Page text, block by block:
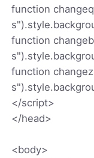
function
function
function
</script>
</head>
<body>